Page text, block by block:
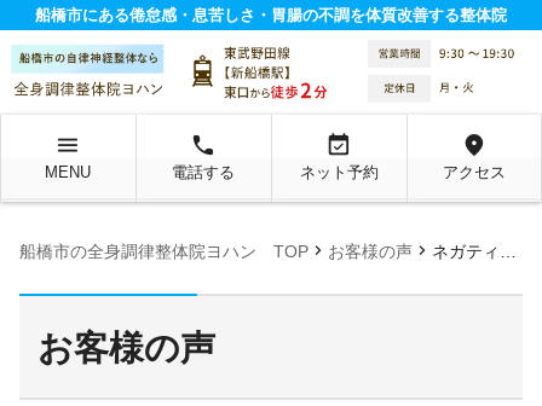
船橋市にある倦怠感・息苦しさ・胃腸の不調を体質改善する整体院
menu
MENU
local_phone
電話する
event_available
ネット予約
location_on
アクセス
船橋市の全身調律整体院ヨハン TOP chevron_right お客様の声 chevron_right ネガティヴな考え方だったのがポジティブな考え方に変わり病気になって逆に自分にとって良かったとまで思えてます。
お客様の声